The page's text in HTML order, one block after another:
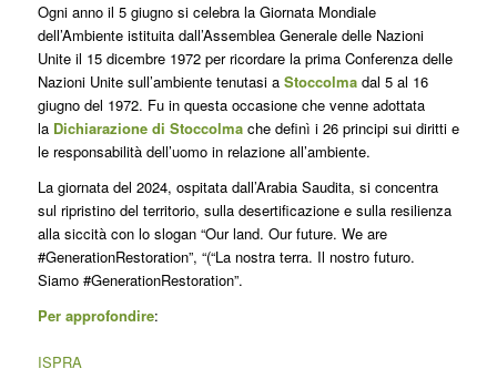
Ogni anno il 5 giugno si celebra la Giornata Mondiale
dell’Ambiente istituita dall’Assemblea Generale delle Nazioni
Unite il 15 dicembre 1972 per ricordare la prima Conferenza delle
Nazioni Unite sull’ambiente tenutasi a Stoccolmadal 5 al 16
giugno del 1972. Fu in questa occasione che venne adottata
la Dichiarazione di Stoccolma che definì i 26 principi sui diritti e
le responsabilità dell’uomo in relazione all’ambiente.
La giornata del 2024, ospitata dall’Arabia Saudita, si concentra
sul ripristino del territorio, sulla desertificazione e sulla resilienza
alla siccità con lo slogan “Our land. Our future. We are
#GenerationRestoration”, “(“La nostra terra. Il nostro futuro.
Siamo #GenerationRestoration”.
Per approfondire:
ISPRA